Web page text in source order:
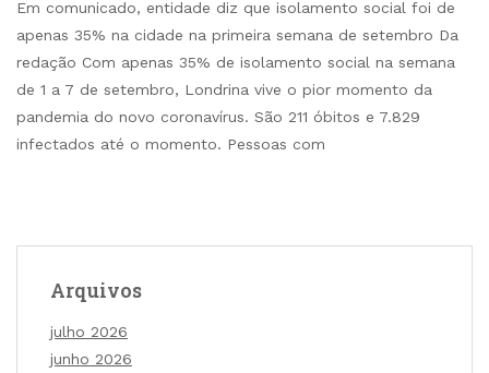
Em comunicado, entidade diz que isolamento social foi de
apenas 35% na cidade na primeira semana de setembro Da
redação Com apenas 35% de isolamento social na semana
de 1 a 7 de setembro, Londrina vive o pior momento da
pandemia do novo coronavírus. São 211 óbitos e 7.829
infectados até o momento. Pessoas com
Arquivos
julho 2026
junho 2026